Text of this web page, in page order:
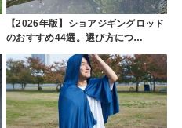
【2026年版】ショアジギングロッド
のおすすめ44選。選び方につ…